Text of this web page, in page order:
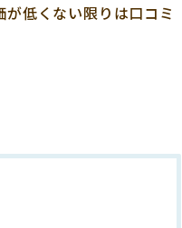
が低くない限りは口コミ